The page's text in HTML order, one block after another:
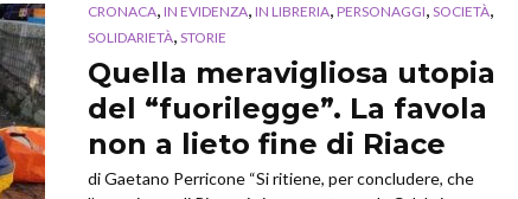
CRONACA IN EVIDENZA IN LIBRERIA PERSONAGGI SOCIETÀ
SOLIDARIETÀ STORIE
Quella meravigliosa utopia
del “fuorilegge”. La favola
non a lieto fine di Riace
di Gaetano Perricone “Si ritiene, per concludere, che